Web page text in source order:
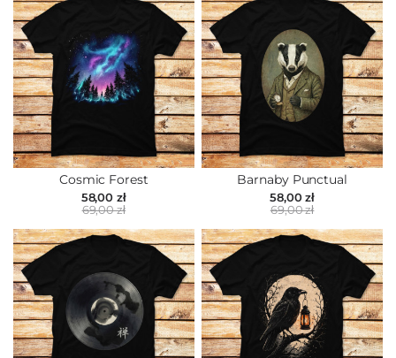
Cosmic Forest
58,00 zł
69,00 zł
Barnaby Punctual
58,00 zł
69,00 zł